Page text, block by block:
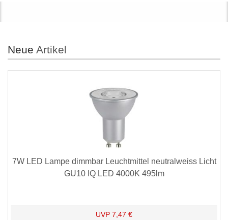
Neue Artikel
7W LED Lampe dimmbar Leuchtmittel neutralweiss Licht
GU10 IQ LED 4000K 495lm
UVP 7,47 €